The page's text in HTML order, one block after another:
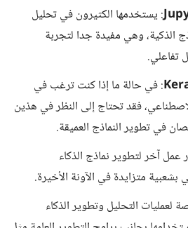
: يستخدمها الكثيرون في تحليل
الذكية، وهي مفيدة جدا لتجربة
تفاعلي.
: في حالة ما إذا كنت ترغب في
فقد تحتاج إلى النظر في هذين
في تطوير النماذج العميقة.
عمل آخر لتطوير نماذج الذكاء
متزايدة في الآونة الأخيرة.
التحليل وتطوير الذكاء